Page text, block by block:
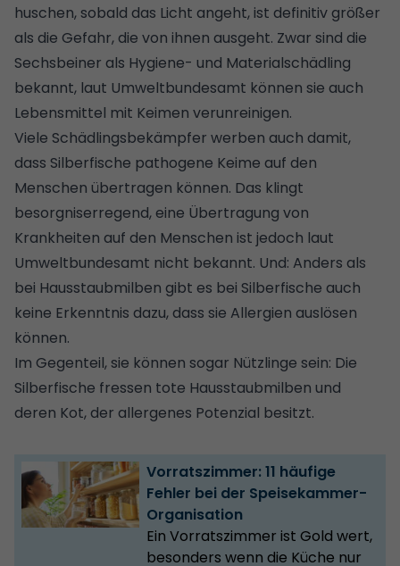
huschen, sobald das Licht angeht, ist definitiv größer
als die Gefahr, die von ihnen ausgeht. Zwar sind die
Sechsbeiner als Hygiene- und Materialschädling
bekannt, laut Umweltbundesamt können sie auch
Lebensmittel mit Keimen verunreinigen.
Viele Schädlingsbekämpfer werben auch damit,
dass Silberfische pathogene Keime auf den
Menschen übertragen können. Das klingt
besorgniserregend, eine Übertragung von
Krankheiten auf den Menschen ist jedoch laut
Umweltbundesamt nicht bekannt. Und: Anders als
bei Hausstaubmilben gibt es bei Silberfische auch
keine Erkenntnis dazu, dass sie Allergien auslösen
können.
Im Gegenteil, sie können sogar Nützlinge sein: Die
Silberfische fressen tote Hausstaubmilben und
deren Kot, der allergenes Potenzial besitzt.
Vorratszimmer: 11 häufige
Fehler bei der Speisekammer-
Organisation
Ein Vorratszimmer ist Gold wert,
besonders wenn die Küche nur